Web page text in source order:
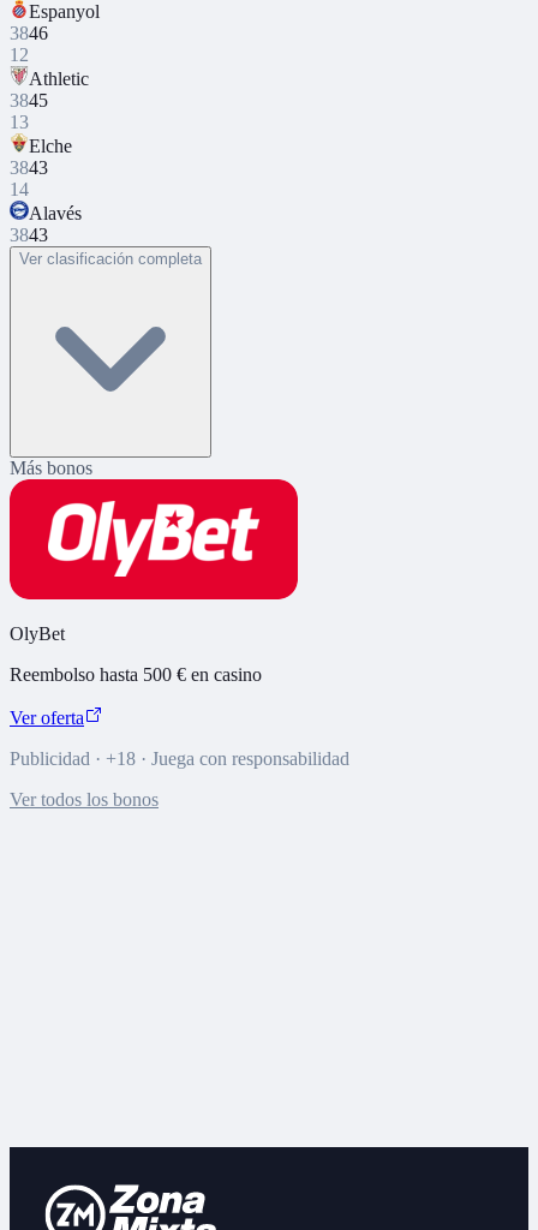
Espanyol
3846
12
Athletic
3845
13
Elche
3843
14
Alavés
3843
Ver clasificación completa
Más bonos
OlyBet
Reembolso hasta 500 € en casino
Ver oferta
Publicidad · +18 · Juega con responsabilidad
Ver todos los bonos